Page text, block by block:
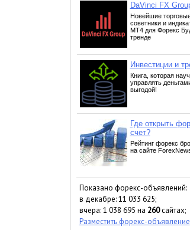
Показано форекс-объявлений:
в декабре: 11 033 625;
вчера: 1 038 695 на 260сайтах;
Разместить форекс-объявление